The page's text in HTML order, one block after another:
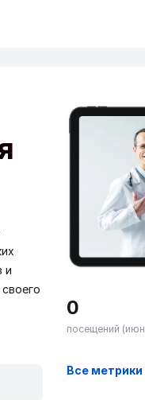
0
посещений
Все
и